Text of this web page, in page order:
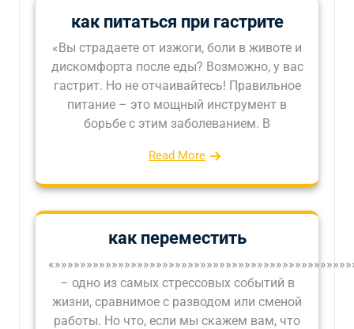
как питаться при гастрите
«Вы страдаете от изжоги, боли в животе и
дискомфорта после еды? Возможно, у вас
гастрит. Но не отчаивайтесь! Правильное
питание – это мощный инструмент в
борьбе с этим заболеванием. В
Read More
как переместить
– одно из самых стрессовых событий в
жизни, сравнимое с разводом или сменой
работы. Но что, если мы скажем вам, что